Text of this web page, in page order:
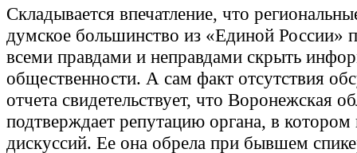
Складывается впечатление, что
думское большинство из «Единой России»
всеми правдами и неправдами скрыть
общественности. А сам факт отсутствия
отчета свидетельствует, что Воронежская
подтверждает репутацию органа, в котором
дискуссий. Ее она обрела при бывшем